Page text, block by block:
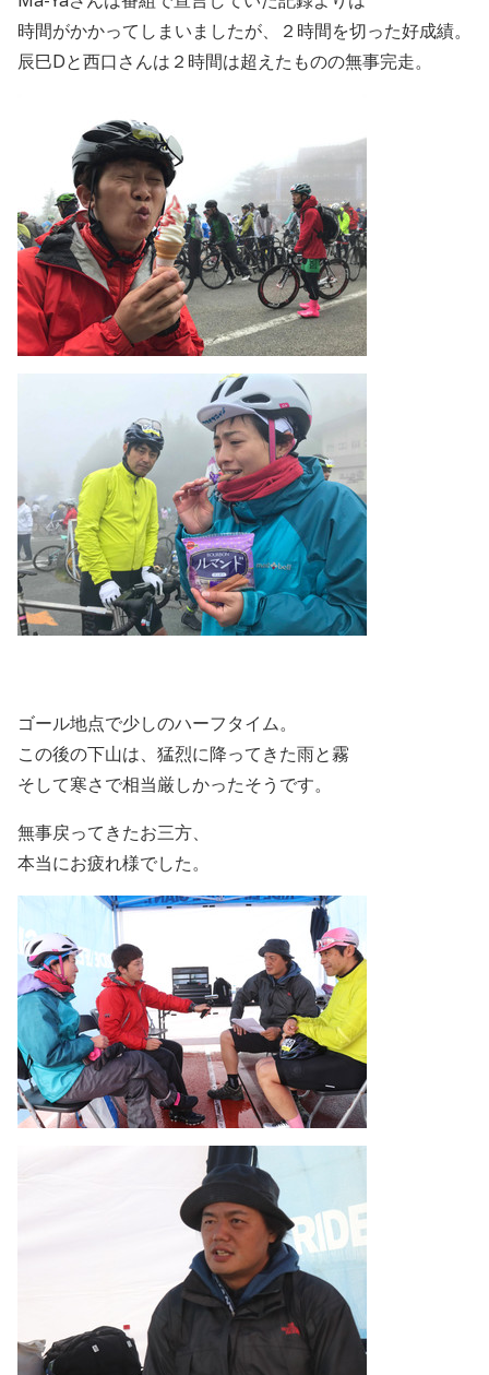
時間がかかってしまいましたが、２時間を切った好成績。
辰巳Dと西口さんは２時間は超えたものの無事完走。
ゴール地点で少しのハーフタイム。
この後の下山は、猛烈に降ってきた雨と霧
そして寒さで相当厳しかったそうです。
無事戻ってきたお三方、
本当にお疲れ様でした。